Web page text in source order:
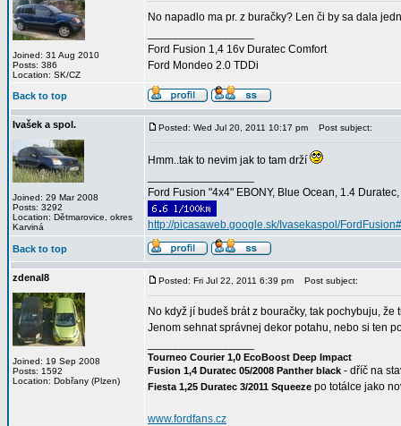
Joined: 31 Aug 2010
Posts: 386
Location: SK/CZ
No napadlo ma pr. z buračky? Len či by sa dala
Ford Fusion 1,4 16v Duratec Comfort
Ford Mondeo 2.0 TDDi
Back to top
Ivašek a spol.
Joined: 29 Mar 2008
Posts: 3292
Location: Dětmarovice, okres
Karviná
Posted: Wed Jul 20, 2011 10:17 pm Post subject:
Hmm..tak to nevim jak to tam drží
Ford Fusion "4x4" EBONY, Blue Ocean, 1.4
http://picasaweb.google.sk/Ivasekaspol/FordFusion#
Back to top
zdenal8
Joined: 19 Sep 2008
Posts: 1592
Location: Dobřany (Plzen)
Posted: Fri Jul 22, 2011 6:39 pm Post subject:
No když jí budeš brát z bouračky, tak pochybuju,
Jenom sehnat správnej dekor potahu, nebo si ten
Tourneo Courier 1,0 EcoBoost Deep Impact
Fusion 1,4 Duratec 05/2008 Panther black - dříč na
Fiesta 1,25 Duratec 3/2011 Squeeze po totálce jako
www.fordfans.cz